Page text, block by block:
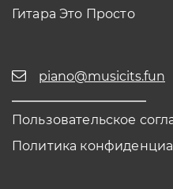
Гитара Это Просто
piano@musicits.fun
Пользовательское
Политика